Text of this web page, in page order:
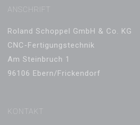
ANSCHRIFT
Roland Schoppel GmbH & Co. KG
CNC-Fertigungstechnik
Am Steinbruch 1
96106 Ebern/Frickendorf
KONTAKT